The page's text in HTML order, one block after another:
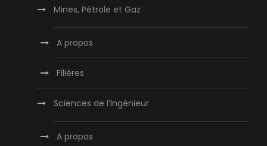
Mines, Pétrole et Gaz
A propos
Filières
Sciences de l’Ingénieur
A propos